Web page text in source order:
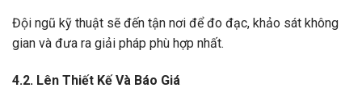
Đội ngũ kỹ thuật sẽ đến tận nơi để đo đạc, khảo sát không
gian và đưa ra giải pháp phù hợp nhất.
4.2. Lên Thiết Kế Và Báo Giá